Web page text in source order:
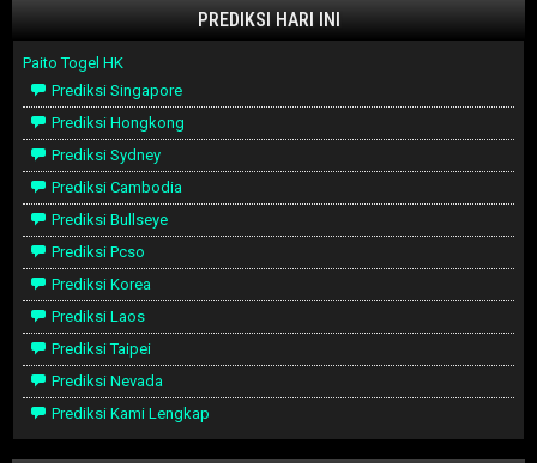
PREDIKSI HARI INI
Paito Togel HK
Prediksi Singapore
Prediksi Hongkong
Prediksi Sydney
Prediksi Cambodia
Prediksi Bullseye
Prediksi Pcso
Prediksi Korea
Prediksi Laos
Prediksi Taipei
Prediksi Nevada
Prediksi Kami Lengkap